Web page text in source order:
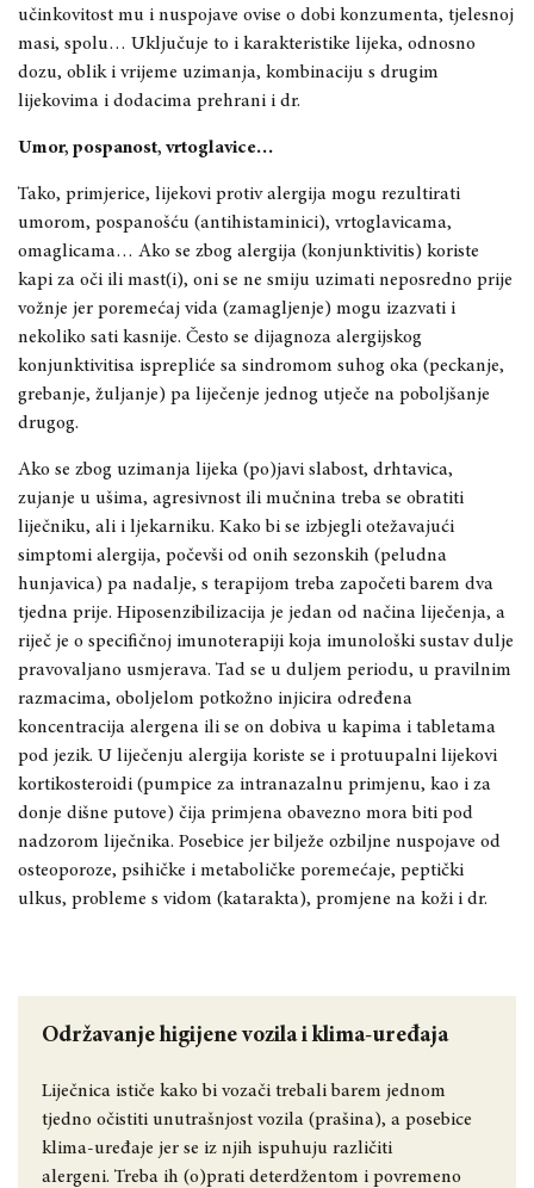
učinkovitost mu i nuspojave ovise o dobi konzumenta, tjelesnoj
masi, spolu… Uključuje to i karakteristike lijeka, odnosno
dozu, oblik i vrijeme uzimanja, kombinaciju s drugim
lijekovima i dodacima prehrani i dr.
Umor, pospanost, vrtoglavice…
Tako, primjerice, lijekovi protiv alergija mogu rezultirati
umorom, pospanošću (antihistaminici), vrtoglavicama,
omaglicama… Ako se zbog alergija (konjunktivitis) koriste
kapi za oči ili mast(i), oni se ne smiju uzimati neposredno prije
vožnje jer poremećaj vida (zamagljenje) mogu izazvati i
nekoliko sati kasnije. Često se dijagnoza alergijskog
konjunktivitisa isprepliće sa sindromom suhog oka (peckanje,
grebanje, žuljanje) pa liječenje jednog utječe na poboljšanje
drugog.
Ako se zbog uzimanja lijeka (po)javi slabost, drhtavica,
zujanje u ušima, agresivnost ili mučnina treba se obratiti
liječniku, ali i ljekarniku. Kako bi se izbjegli otežavajući
simptomi alergija, počevši od onih sezonskih (peludna
hunjavica) pa nadalje, s terapijom treba započeti barem dva
tjedna prije. Hiposenzibilizacija je jedan od načina liječenja, a
riječ je o specifičnoj imunoterapiji koja imunološki sustav dulje
pravovaljano usmjerava. Tad se u duljem periodu, u pravilnim
razmacima, oboljelom potkožno injicira određena
koncentracija alergena ili se on dobiva u kapima i tabletama
pod jezik. U liječenju alergija koriste se i protuupalni lijekovi
kortikosteroidi (pumpice za intranazalnu primjenu, kao i za
donje dišne putove) čija primjena obavezno mora biti pod
nadzorom liječnika. Posebice jer bilježe ozbiljne nuspojave od
osteoporoze, psihičke i metaboličke poremećaje, peptički
ulkus, probleme s vidom (katarakta), promjene na koži i dr.
Održavanje higijene vozila i klima-uređaja
Liječnica ističe kako bi vozači trebali barem jednom
tjedno očistiti unutrašnjost vozila (prašina), a posebice
klima-uređaje jer se iz njih ispuhuju različiti
alergeni. Treba ih (o)prati deterdžentom i povremeno